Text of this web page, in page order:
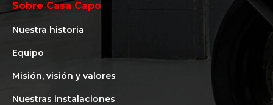
Sobre Casa Capo
Nuestra historia
Equipo
Misión, visión y valores
Nuestras instalaciones